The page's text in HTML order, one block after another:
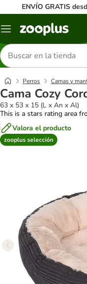
ENVÍO GRATIS
Menú
Buscar
productos
Perros Camas y
Cama Cozy
63 x 53 x 15 (L x An x Al)
This is a stars rating area
Valora el producto
zooplus selección